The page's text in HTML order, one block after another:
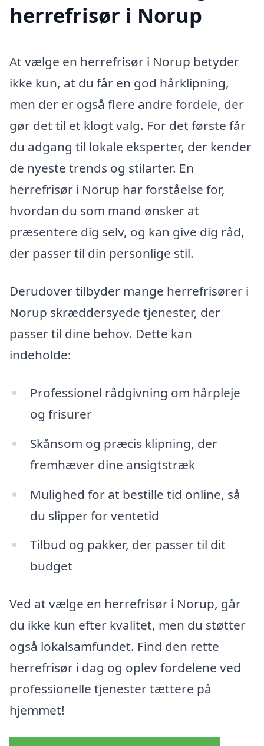
herrefrisør i Norup
At vælge en herrefrisør i Norup betyder
ikke kun, at du får en god hårklipning,
men der er også flere andre fordele, der
gør det til et klogt valg. For det første får
du adgang til lokale eksperter, der kender
de nyeste trends og stilarter. En
herrefrisør i Norup har forståelse for,
hvordan du som mand ønsker at
præsentere dig selv, og kan give dig råd,
der passer til din personlige stil.
Derudover tilbyder mange herrefrisører i
Norup skræddersyede tjenester, der
passer til dine behov. Dette kan
indeholde:
Professionel rådgivning om hårpleje
og frisurer
Skånsom og præcis klipning, der
fremhæver dine ansigtstræk
Mulighed for at bestille tid online, så
du slipper for ventetid
Tilbud og pakker, der passer til dit
budget
Ved at vælge en herrefrisør i Norup, går
du ikke kun efter kvalitet, men du støtter
også lokalsamfundet. Find den rette
herrefrisør i dag og oplev fordelene ved
professionelle tjenester tættere på
hjemmet!